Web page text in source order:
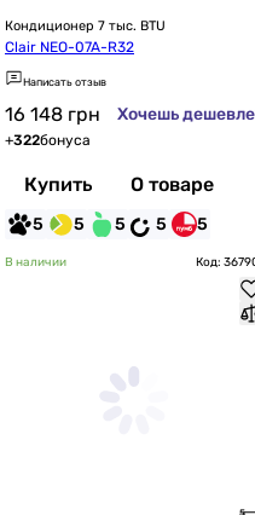
Кондиционер 7 тыс. BTU
Clair NEO-07A-R32
Написать отзыв
16 148 грн Хочешь
+322бонуса
Купить О товаре
5 5 5 5 5
В наличии Код: